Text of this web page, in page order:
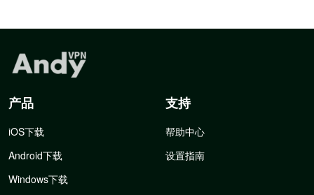
产品
iOS下载
Android下载
Windows下载
支持
帮助中心
设置指南